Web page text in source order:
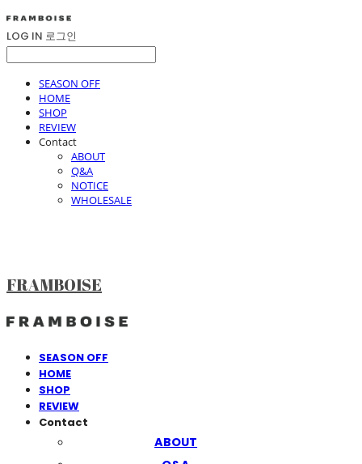
LOG IN 로그인
SEASON OFF
HOME
SHOP
REVIEW
Contact
ABOUT
Q&A
NOTICE
WHOLESALE
FRAMBOISE
SEASON OFF
HOME
SHOP
REVIEW
Contact
ABOUT